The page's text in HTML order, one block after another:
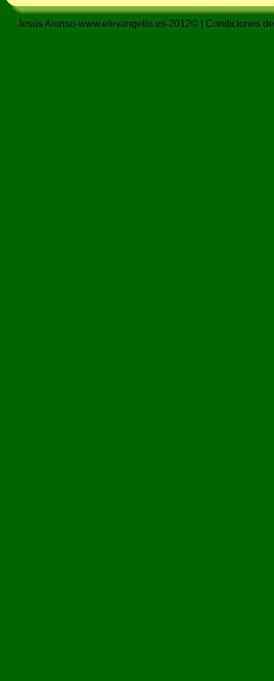
Jesús Alonso-www.elevangelio.es-2012© | Condiciones